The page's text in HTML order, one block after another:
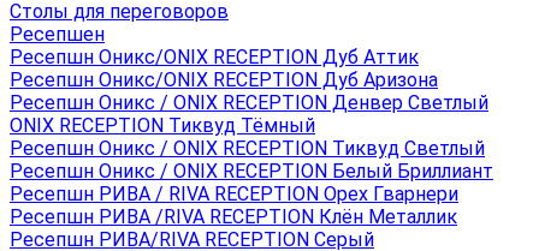
Столы для переговоров
Ресепшен
Ресепшн Оникс/ONIX RECEPTION Дуб Аттик
Ресепшн Оникс/ONIX RECEPTION Дуб Аризона
Ресепшн Оникс / ONIX RECEPTION Денвер Светлый
ONIX RECEPTION Тиквуд Тёмный
Ресепшн Оникс / ONIX RECEPTION Тиквуд Светлый
Ресепшн Оникс / ONIX RECEPTION Белый Бриллиант
Ресепшн РИВА / RIVA RECEPTION Орех Гварнери
Ресепшн РИВА /RIVA RECEPTION Клён Металлик
Ресепшн РИВА/RIVA RECEPTION Серый